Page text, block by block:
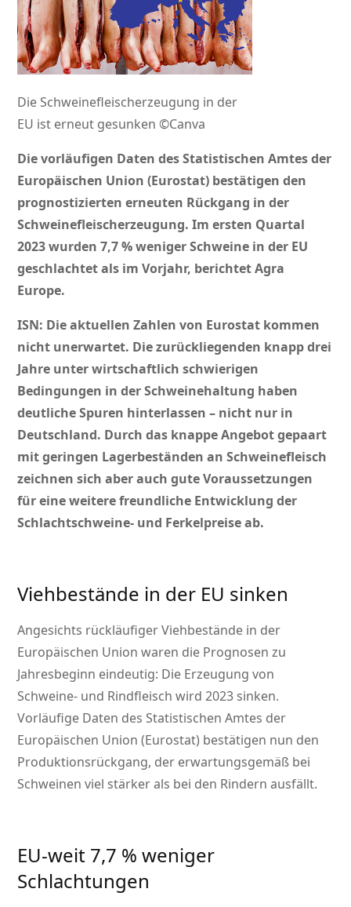
Die Schweinefleischerzeugung in der
EU ist erneut gesunken ©Canva
Die vorläufigen Daten des Statistischen Amtes der
Europäischen Union (Eurostat) bestätigen den
prognostizierten erneuten Rückgang in der
Schweinefleischerzeugung. Im ersten Quartal
2023 wurden 7,7 % weniger Schweine in der EU
geschlachtet als im Vorjahr, berichtet Agra
Europe.
ISN: Die aktuellen Zahlen von Eurostat kommen
nicht unerwartet. Die zurückliegenden knapp drei
Jahre unter wirtschaftlich schwierigen
Bedingungen in der Schweinehaltung haben
deutliche Spuren hinterlassen – nicht nur in
Deutschland. Durch das knappe Angebot gepaart
mit geringen Lagerbeständen an Schweinefleisch
zeichnen sich aber auch gute Voraussetzungen
für eine weitere freundliche Entwicklung der
Schlachtschweine- und Ferkelpreise ab.
Viehbestände in der EU sinken
Angesichts rückläufiger Viehbestände in der
Europäischen Union waren die Prognosen zu
Jahresbeginn eindeutig: Die Erzeugung von
Schweine- und Rindfleisch wird 2023 sinken.
Vorläufige Daten des Statistischen Amtes der
Europäischen Union (Eurostat) bestätigen nun den
Produktionsrückgang, der erwartungsgemäß bei
Schweinen viel stärker als bei den Rindern ausfällt.
EU-weit 7,7 % weniger
Schlachtungen